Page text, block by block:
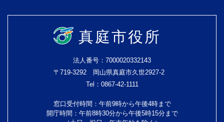
真庭市役所
法人番号：7000020332143
〒719-3292 岡山県真庭市久世2927-2
Tel：0867-42-1111
窓口受付時間：午前9時から午後4時まで
開庁時間：午前8時30分から午後5時15分まで